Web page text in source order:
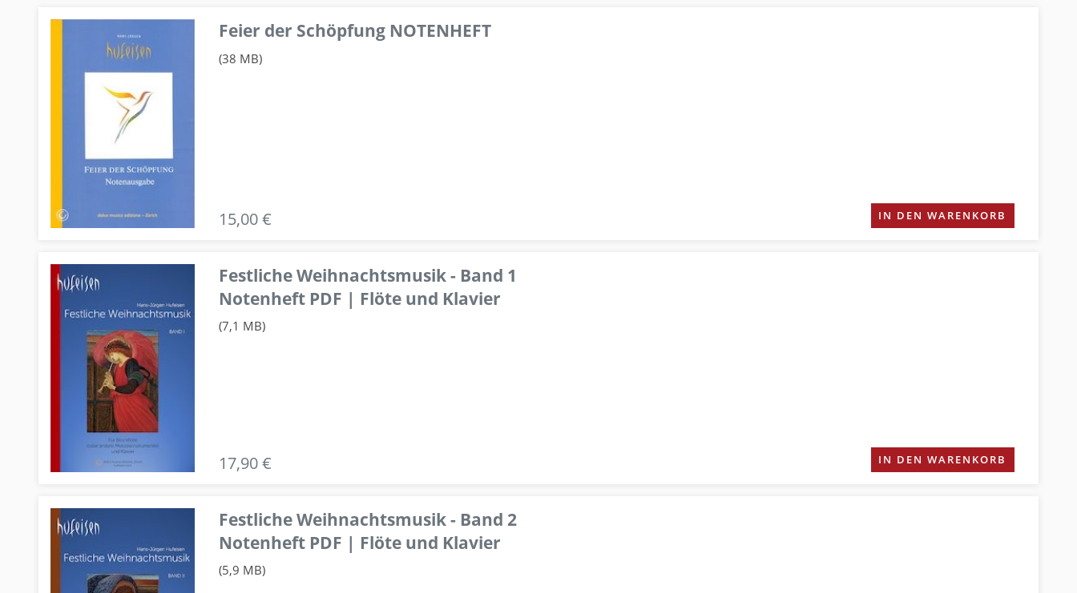
Feier der Schöpfung NOTENHEFT
(38 MB)
15,00 € IN DEN WARENKORB
Festliche Weihnachtsmusik - Band 1
Notenheft PDF | Flöte und Klavier
(7,1 MB)
17,90 € IN DEN WARENKORB
Festliche Weihnachtsmusik - Band 2
Notenheft PDF | Flöte und Klavier
(5,9 MB)